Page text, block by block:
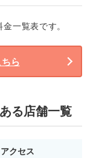
一覧表です。
ら
る店舗一覧
クセス